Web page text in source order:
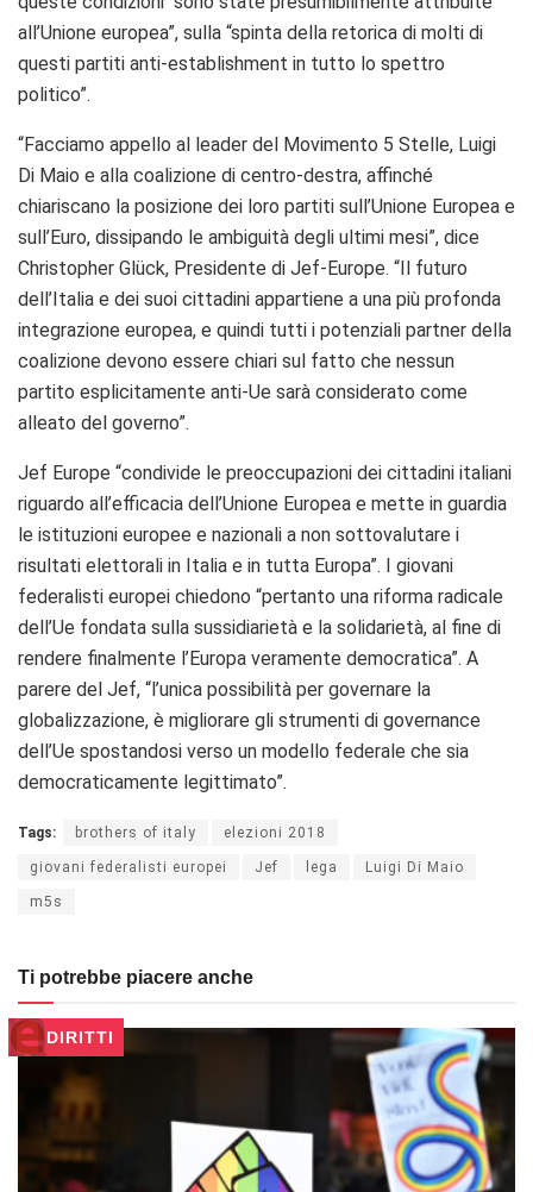
all’Unione europea”, sulla “spinta della retorica di molti di
questi partiti anti-establishment in tutto lo spettro
politico”.
“Facciamo appello al leader del Movimento 5 Stelle, Luigi
Di Maio e alla coalizione di centro-destra, affinché
chiariscano la posizione dei loro partiti sull’Unione Europea e
sull’Euro, dissipando le ambiguità degli ultimi mesi”, dice
Christopher Glück, Presidente di Jef-Europe. “Il futuro
dell’Italia e dei suoi cittadini appartiene a una più profonda
integrazione europea, e quindi tutti i potenziali partner della
coalizione devono essere chiari sul fatto che nessun
partito esplicitamente anti-Ue sarà considerato come
alleato del governo”.
Jef Europe “condivide le preoccupazioni dei cittadini italiani
riguardo all’efficacia dell’Unione Europea e mette in guardia
le istituzioni europee e nazionali a non sottovalutare i
risultati elettorali in Italia e in tutta Europa”. I giovani
federalisti europei chiedono “pertanto una riforma radicale
dell’Ue fondata sulla sussidiarietà e la solidarietà, al fine di
rendere finalmente l’Europa veramente democratica”. A
parere del Jef, “l’unica possibilità per governare la
globalizzazione, è migliorare gli strumenti di governance
dell’Ue spostandosi verso un modello federale che sia
democraticamente legittimato”.
Tags: brothers of italy elezioni 2018
giovani federalisti europei Jef lega Luigi Di Maio
m5s
Ti potrebbe piacere anche
DIRITTI